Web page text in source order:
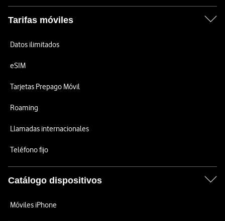
Tarifas móviles
Datos ilimitados
eSIM
Tarjetas Prepago Móvil
Roaming
Llamadas internacionales
Teléfono fijo
Catálogo dispositivos
Móviles iPhone